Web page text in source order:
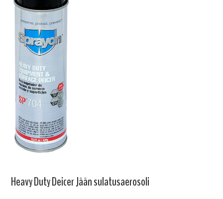
Heavy Duty Deicer Jään sulatusaerosoli